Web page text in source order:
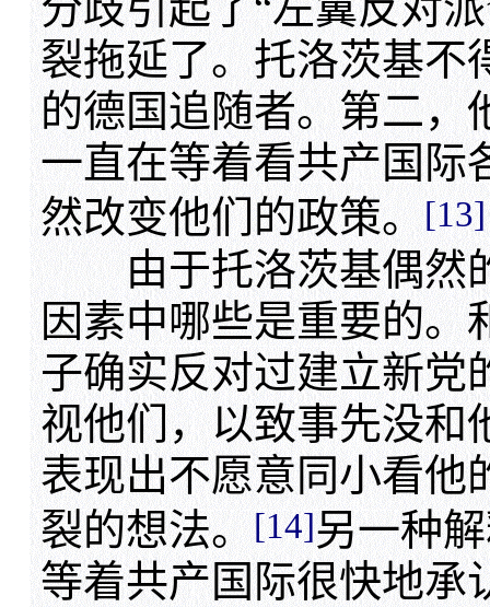
裂拖延了。托洛茨基不
的德国追随者。第二，
一直在等着看共产国际
然改变他们的政策。[13]
由于托洛茨基偶然
因素中哪些是重要的。
子确实反对过建立新党
视他们，以致事先没和
表现出不愿意同小看他
裂的想法。
[14]另一种
等着共产国际很快地承